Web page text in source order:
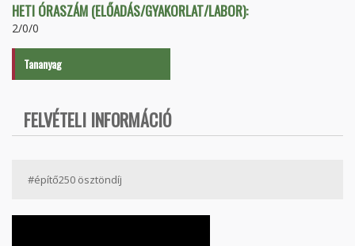
HETI ÓRASZÁM (ELŐADÁS/GYAKORLAT/LABOR):
2/0/0
Tananyag
FELVÉTELI INFORMÁCIÓ
#építő250 ösztöndíj